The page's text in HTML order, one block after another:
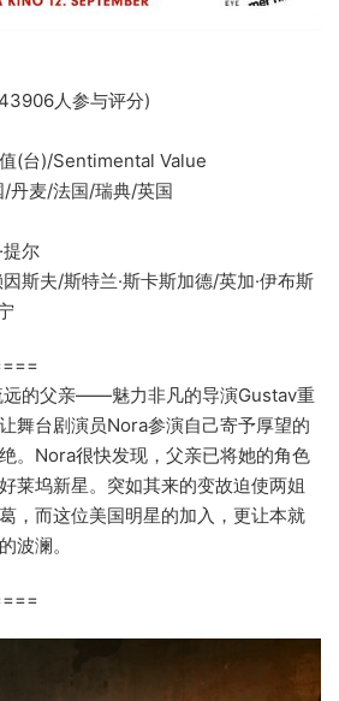
人参与评分)
)/Sentimental Value
/法国/瑞典/英国
尔
/斯特兰·斯卡斯加德/英加·伊布斯
的父亲——魅力非凡的导演Gustav重
舞台剧演员Nora参演自己寄予厚望的
。Nora很快发现，父亲已将她的角色
莱坞新星。突如其来的变故迫使两姐
，而这位美国明星的加入，更让本就
波澜。